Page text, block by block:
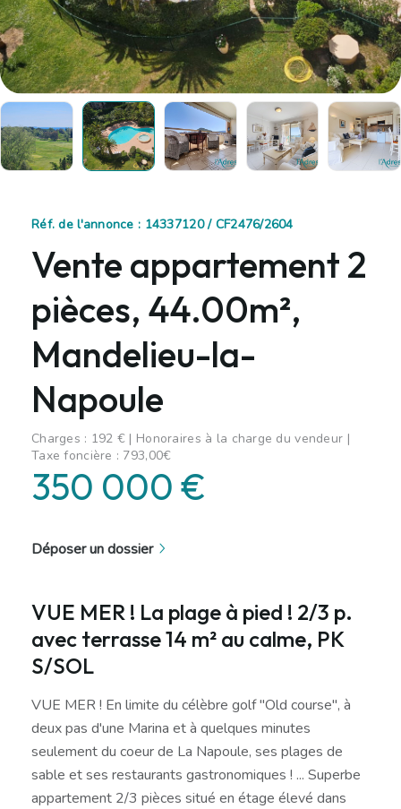
Réf. de l'annonce : 14337120 / CF2476/2604
Vente appartement 2
pièces, 44.00m²,
Mandelieu-la-
Napoule
Charges : 192 € | Honoraires à la charge du vendeur |
Taxe foncière : 793,00€
350 000 €
Déposer un dossier
VUE MER ! La plage à pied ! 2/3 p.
avec terrasse 14 m² au calme, PK
S/SOL
VUE MER ! En limite du célèbre golf "Old course", à
deux pas d'une Marina et à quelques minutes
seulement du coeur de La Napoule, ses plages de
sable et ses restaurants gastronomiques ! ... Superbe
appartement 2/3 pièces situé en étage élevé dans